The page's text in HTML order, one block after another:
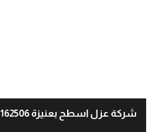
شركة عزل اسطح بعنيزة 0503162506